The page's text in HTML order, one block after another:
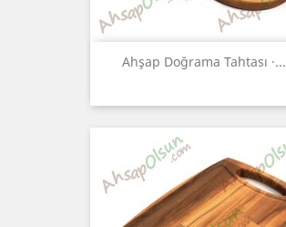
Ahşap Doğrama Tahtası ·...